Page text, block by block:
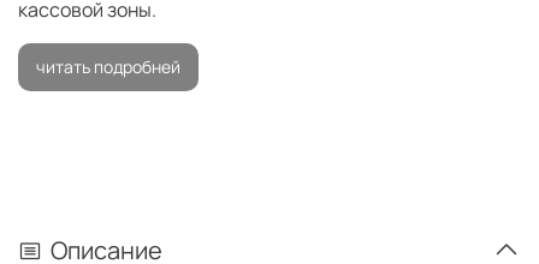
кассовой зоны.
читать подробней
Описание